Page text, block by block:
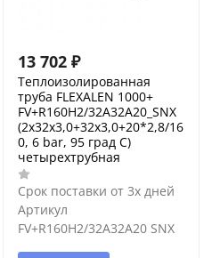
13 702 ₽
Теплоизолированная
труба FLEXALEN 1000+
FV+R160H2/32A32A20_SNX
(2x32x3,0+32x3,0+20*2,8/16
0, 6 bar, 95 град С)
четырехтрубная
Срок поставки от 3х дней
Артикул
FV+R160H2/32A32A20 SNX